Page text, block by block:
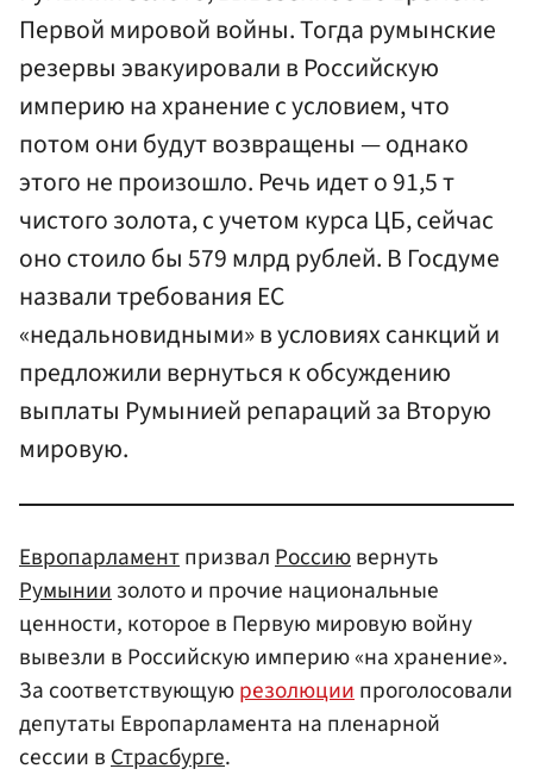
Первой мировой войны. Тогда румынские
резервы эвакуировали в Российскую
империю на хранение с условием, что
потом они будут возвращены — однако
этого не произошло. Речь идет о 91,5 т
чистого золота, с учетом курса ЦБ, сейчас
оно стоило бы 579 млрд рублей. В Госдуме
назвали требования ЕС
«недальновидными» в условиях санкций и
предложили вернуться к обсуждению
выплаты Румынией репараций за Вторую
мировую.
ЕвропарламентпризвалРоссиювернуть
Румыниизолото и прочие национальные
ценности, которое в Первую мировую войну
вывезли в Российскую империю «на хранение».
За соответствующуюрезолюциипроголосовали
депутаты Европарламента на пленарной
сессии вСтрасбурге.